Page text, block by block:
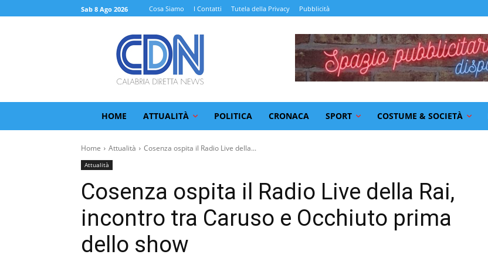
Sab 8 Ago 2026 Cosa Siamo I Contatti Tutela della Privacy Pubblicità
HOME ATTUALITÀ POLITICA CRONACA SPORT COSTUME & SOCIETÀ
Home Attualità Cosenza ospita il Radio Live della...
Attualità
Cosenza ospita il Radio Live della Rai,
incontro tra Caruso e Occhiuto prima
dello show